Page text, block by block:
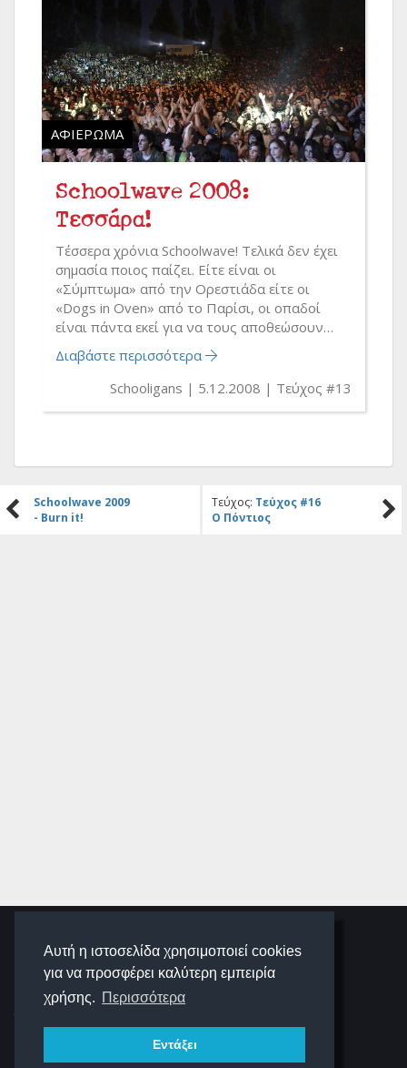
Αυτή η ιστοσελίδα χρησιμοποιεί cookies
για να προσφέρει καλύτερη εμπειρία
χρήσης. Περισσότερα
Εντάξει
ΑΦΙΈΡΩΜΑ
Schoolwave 2008:
Τεσσάρα!
Τέσσερα χρόνια Schoolwave! Τελικά δεν έχει
σημασία ποιος παίζει. Είτε είναι οι
«Σύμπτωμα» από την Ορεστιάδα είτε οι
«Dogs in Oven» από το Παρίσι, οι οπαδοί
είναι πάντα εκεί για να τους αποθεώσουν…
Διαβάστε περισσότερα
Schooligans
5.12.2008 Τεύχος #13
Schoolwave 2009
- Burn it!
Τεύχος: Τεύχος #16
Ο Πόντιος
SCHOOLIGANS
SCHOOLWAVE
ΠΛΟΉΓΗΣΗ